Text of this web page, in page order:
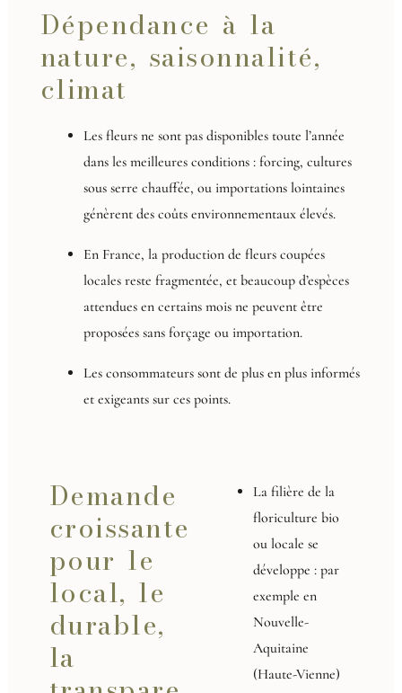
Dépendance à la
nature, saisonnalité,
climat
Les fleurs ne sont pas disponibles toute l’année
dans les meilleures conditions : forcing, cultures
sous serre chauffée, ou importations lointaines
génèrent des coûts environnementaux élevés.
En France, la production de fleurs coupées
locales reste fragmentée, et beaucoup d’espèces
attendues en certains mois ne peuvent être
proposées sans forçage ou importation.
Les consommateurs sont de plus en plus informés
et exigeants sur ces points.
Demande
croissante
pour le
local, le
durable,
la
La filière de la
floriculture bio
ou locale se
développe : par
exemple en
Nouvelle-
Aquitaine
(Haute-Vienne)